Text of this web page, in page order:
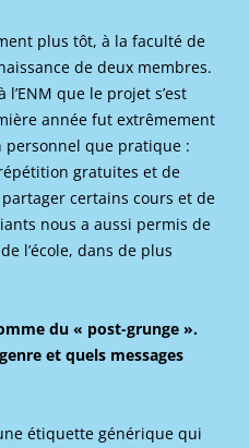
plus tôt, à la faculté de
de deux membres.
que le projet s’est
année fut extrêmement
que pratique :
gratuites et de
certains cours et de
nous a aussi permis de
l’école, dans de plus
du « post-grunge ».
et quels messages
étiquette générique qui